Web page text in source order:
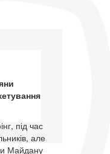
під час
але
Майдану